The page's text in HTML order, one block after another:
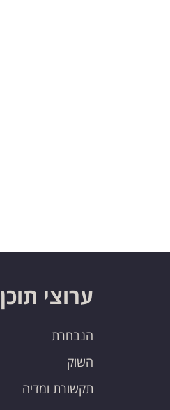
ערוצי תוכן
הנבחרת
השוק
תקשורת ומדיה